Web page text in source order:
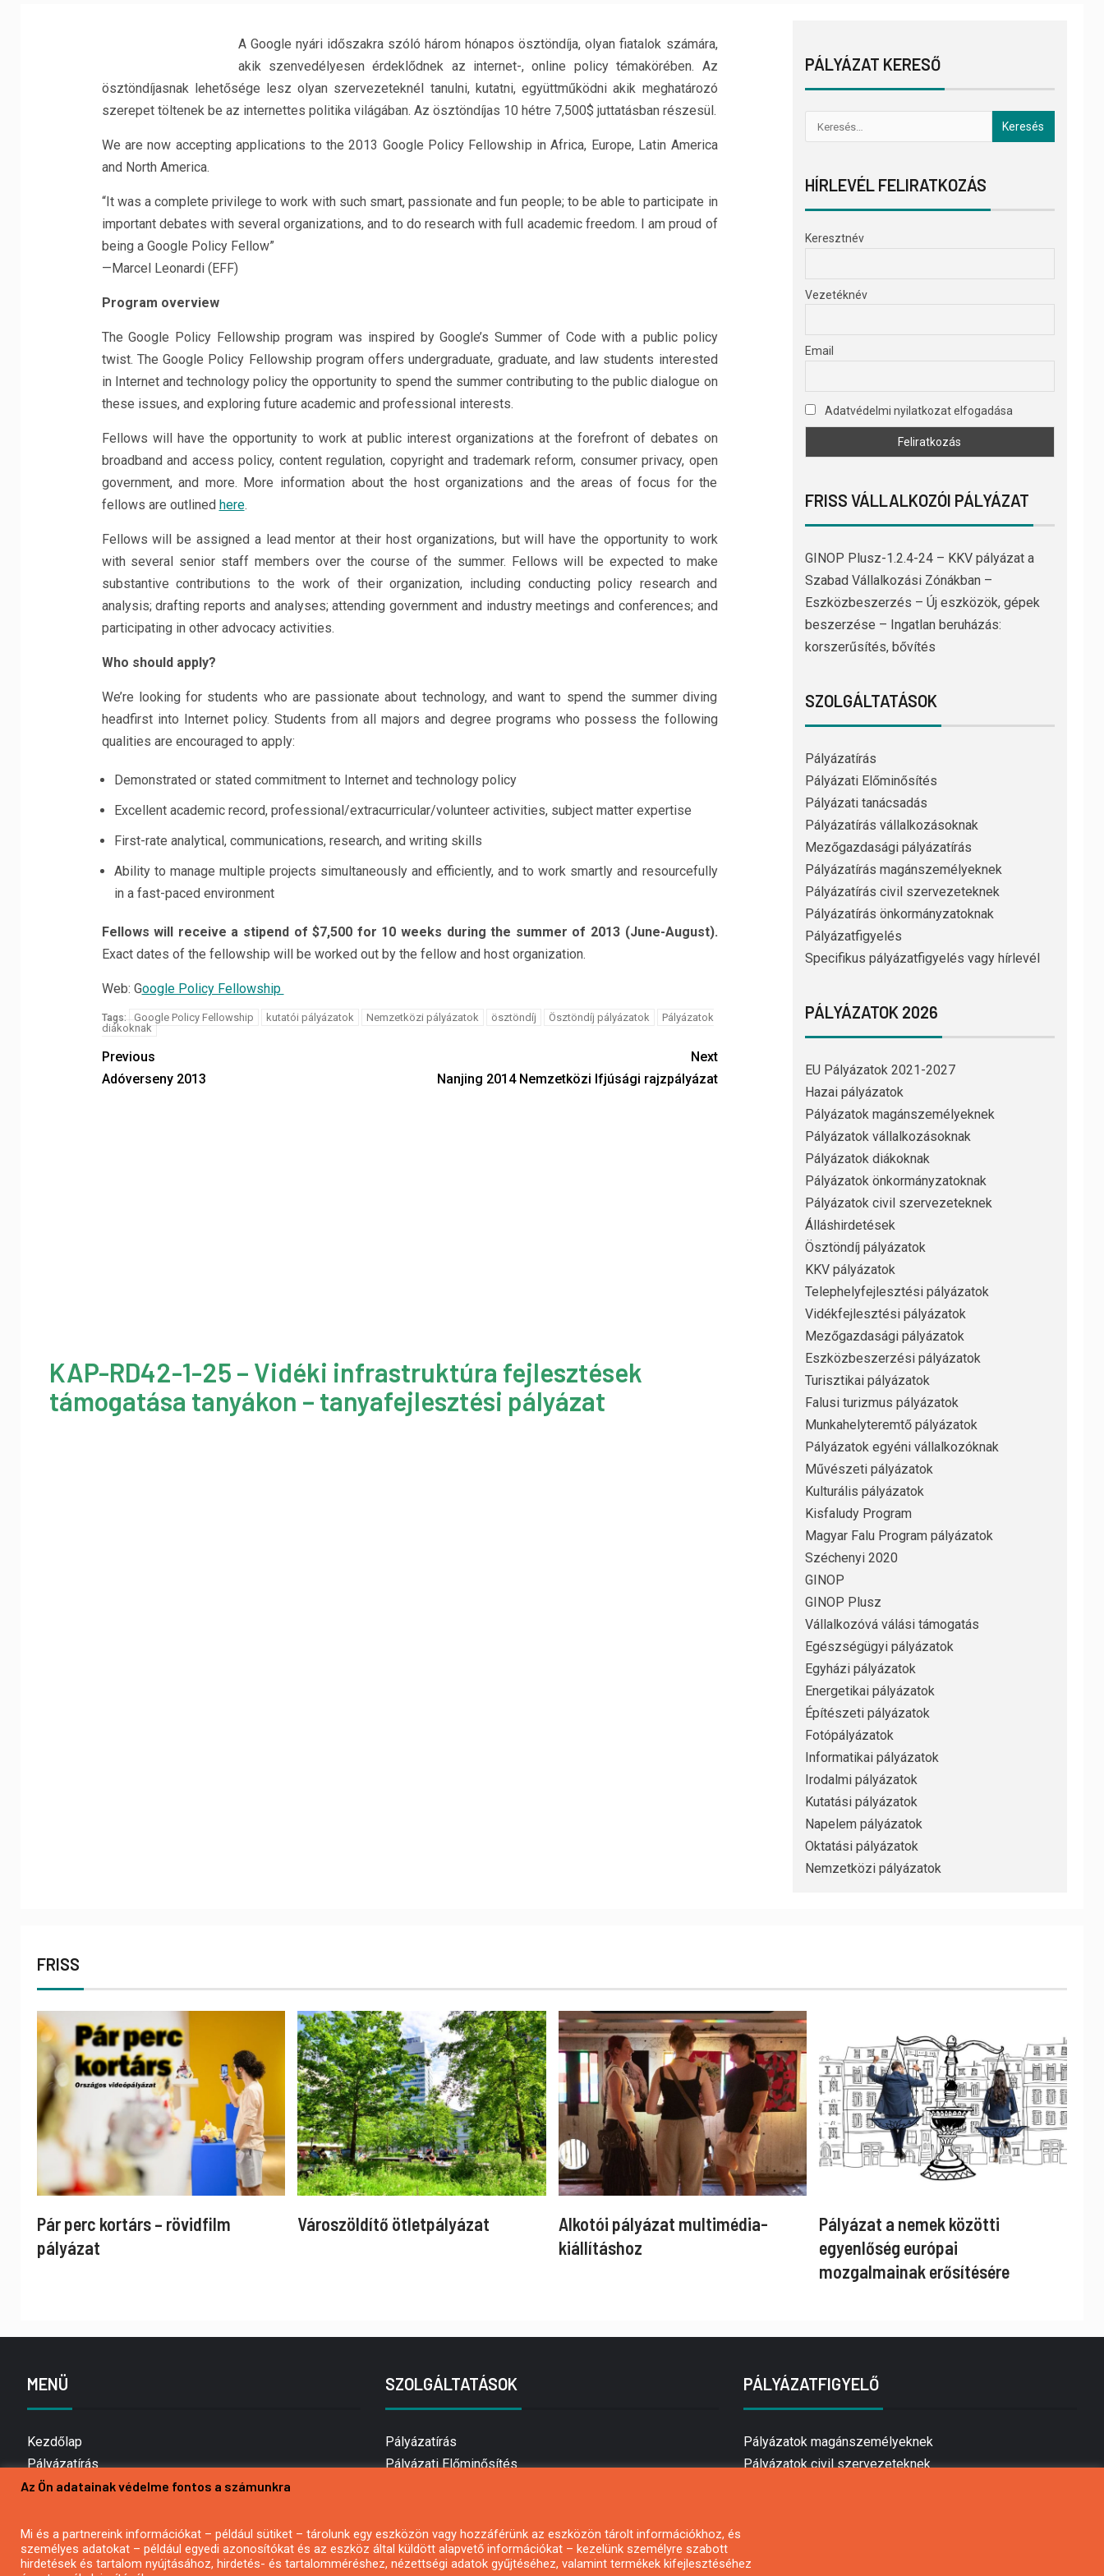
A Google nyári időszakra szóló három hónapos ösztöndíja, olyan fiatalok számára,
akik szenvedélyesen érdeklődnek az internet-, online policy témakörében. Az
ösztöndíjasnak lehetősége lesz olyan szervezeteknél tanulni, kutatni, együttműködni akik meghatározó
szerepet töltenek be az internettes politika világában. Az ösztöndíjas 10 hétre 7,500$ juttatásban részesül.
We are now accepting applications to the 2013 Google Policy Fellowship in Africa, Europe, Latin America
and North America.
“It was a complete privilege to work with such smart, passionate and fun people; to be able to participate in
important debates with several organizations, and to do research with full academic freedom. I am proud of
being a Google Policy Fellow”
—Marcel Leonardi (EFF)
Program overview
The Google Policy Fellowship program was inspired by Google’s Summer of Code with a public policy
twist. The Google Policy Fellowship program offers undergraduate, graduate, and law students interested
in Internet and technology policy the opportunity to spend the summer contributing to the public dialogue on
these issues, and exploring future academic and professional interests.
Fellows will have the opportunity to work at public interest organizations at the forefront of debates on
broadband and access policy, content regulation, copyright and trademark reform, consumer privacy, open
government, and more. More information about the host organizations and the areas of focus for the
fellows are outlined here.
Fellows will be assigned a lead mentor at their host organizations, but will have the opportunity to work
with several senior staff members over the course of the summer. Fellows will be expected to make
substantive contributions to the work of their organization, including conducting policy research and
analysis; drafting reports and analyses; attending government and industry meetings and conferences; and
participating in other advocacy activities.
Who should apply?
We’re looking for students who are passionate about technology, and want to spend the summer diving
headfirst into Internet policy. Students from all majors and degree programs who possess the following
qualities are encouraged to apply:
Demonstrated or stated commitment to Internet and technology policy
Excellent academic record, professional/extracurricular/volunteer activities, subject matter expertise
First-rate analytical, communications, research, and writing skills
Ability to manage multiple projects simultaneously and efficiently, and to work smartly and resourcefully
in a fast-paced environment
Fellows will receive a stipend of $7,500 for 10 weeks during the summer of 2013 (June-August).
Exact dates of the fellowship will be worked out by the fellow and host organization.
Web: Google Policy Fellowship
Tags: Google Policy Fellowship kutatói pályázatok Nemzetközi pályázatok ösztöndíj Ösztöndíj pályázatok
Pályázatok
diákoknak
Previous
Adóverseny 2013
Next
Nanjing 2014 Nemzetközi Ifjúsági rajzpályázat
KAP-RD42-1-25 – Vidéki infrastruktúra fejlesztések
támogatása tanyákon – tanyafejlesztési pályázat
PÁLYÁZAT KERESŐ
HÍRLEVÉL FELIRATKOZÁS
Keresztnév
Vezetéknév
Email
Adatvédelmi nyilatkozat elfogadása
FRISS VÁLLALKOZÓI PÁLYÁZAT
GINOP Plusz-1.2.4-24 – KKV pályázat a
Szabad Vállalkozási Zónákban –
Eszközbeszerzés – Új eszközök, gépek
beszerzése – Ingatlan beruházás:
korszerűsítés, bővítés
SZOLGÁLTATÁSOK
Pályázatírás
Pályázati Előminősítés
Pályázati tanácsadás
Pályázatírás vállalkozásoknak
Mezőgazdasági pályázatírás
Pályázatírás magánszemélyeknek
Pályázatírás civil szervezeteknek
Pályázatírás önkormányzatoknak
Pályázatfigyelés
Specifikus pályázatfigyelés vagy hírlevél
PÁLYÁZATOK 2026
EU Pályázatok 2021-2027
Hazai pályázatok
Pályázatok magánszemélyeknek
Pályázatok vállalkozásoknak
Pályázatok diákoknak
Pályázatok önkormányzatoknak
Pályázatok civil szervezeteknek
Álláshirdetések
Ösztöndíj pályázatok
KKV pályázatok
Telephelyfejlesztési pályázatok
Vidékfejlesztési pályázatok
Mezőgazdasági pályázatok
Eszközbeszerzési pályázatok
Turisztikai pályázatok
Falusi turizmus pályázatok
Munkahelyteremtő pályázatok
Pályázatok egyéni vállalkozóknak
Művészeti pályázatok
Kulturális pályázatok
Kisfaludy Program
Magyar Falu Program pályázatok
Széchenyi 2020
GINOP
GINOP Plusz
Vállalkozóvá válási támogatás
Egészségügyi pályázatok
Egyházi pályázatok
Energetikai pályázatok
Építészeti pályázatok
Fotópályázatok
Informatikai pályázatok
Irodalmi pályázatok
Kutatási pályázatok
Napelem pályázatok
Oktatási pályázatok
Nemzetközi pályázatok
FRISS
Pár perc kortárs – rövidfilm
pályázat
Városzöldítő ötletpályázat
Alkotói pályázat multimédia-
kiállításhoz
Pályázat a nemek közötti
egyenlőség európai
mozgalmainak erősítésére
MENÜ
Kezdőlap
Pályázatírás
Bemutatkozás
Hírlevél feliratkozás
Impresszum
SZOLGÁLTATÁSOK
Pályázatírás
Pályázati Előminősítés
Mezőgazdasági pályázatírás
Pályázatírás magánszemélyeknek
PÁLYÁZATFIGYELŐ
Pályázatok magánszemélyeknek
Pályázatok civil szervezeteknek
Az Ön adatainak védelme fontos a számunkra
Mi és a partnereink információkat – például sütiket – tárolunk egy eszközön vagy hozzáférünk az eszközön tárolt információkhoz, és
személyes adatokat – például egyedi azonosítókat és az eszköz által küldött alapvető információkat – kezelünk személyre szabott
hirdetések és tartalom nyújtásához, hirdetés- és tartalomméréshez, nézettségi adatok gyűjtéséhez, valamint termékek kifejlesztéséhez